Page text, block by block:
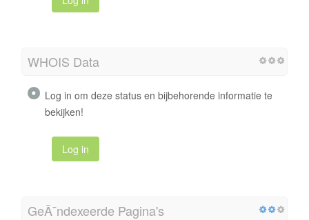
WHOIS Data
Log in om deze status en bijbehorende informatie te
bekijken!
Log in
GeÃ¯ndexeerde Pagina's